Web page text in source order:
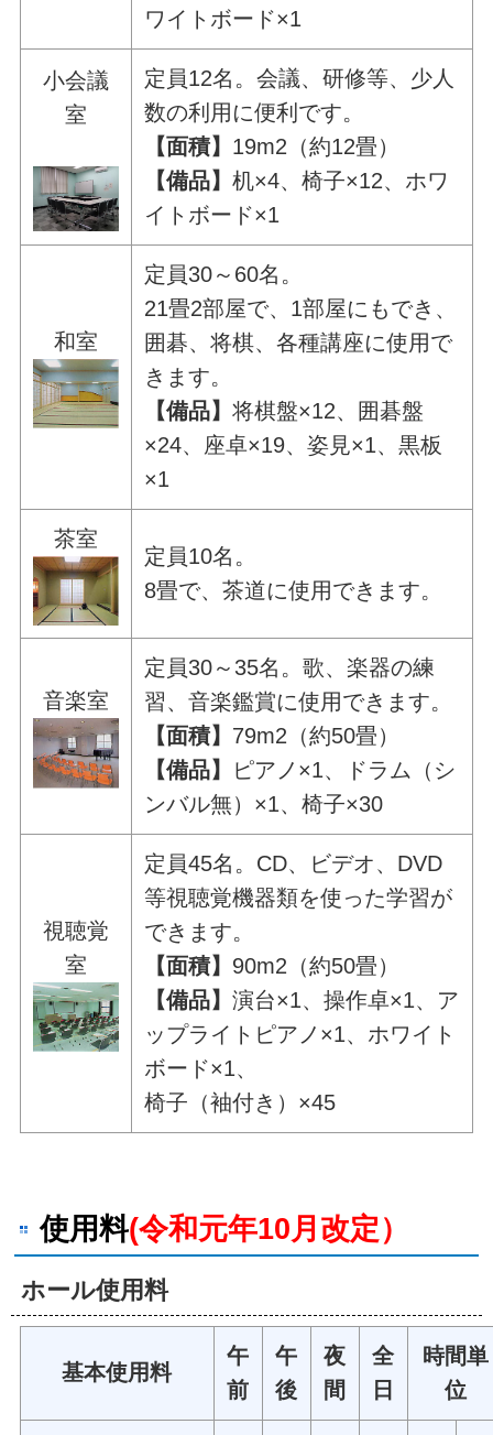
ワイトボード×1
小会議
室
定員12名。会議、研修等、少人
数の利用に便利です。
【面積】 19m2（約12畳）
【備品】机×4、椅子×12、ホワ
イトボード×1
和室
定員30～60名。
21畳2部屋で、1部屋にもでき、
囲碁、将棋、各種講座に使用で
きます。
【備品】将棋盤×12、囲碁盤
×24、座卓×19、姿見×1、黒板
×1
茶室
定員10名。
8畳で、茶道に使用できます。
音楽室
定員30～35名。歌、楽器の練
習、音楽鑑賞に使用できます。
【面積】 79m2（約50畳）
【備品】
ピアノ×1、ドラム（シ
ンバル無）×1、椅子×30
視聴覚
室
定員45名。CD、ビデオ、DVD
等視聴覚機器類を使った学習が
できます。
【面積】 90m2（約50畳）
【備品】演台×1、操作卓×1、ア
ップライトピアノ×1、ホワイト
ボード×1、
椅子（袖付き）×45
使用料(令和元年10月改定）
ホール使用料
基本使用料
午
前
午
後
夜
間
全
日
時間単
位